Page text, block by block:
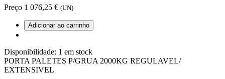
Preço 1 076,25 € (UN)
Adicionar ao carrinho
Disponibilidade: 1 em stock
PORTA PALETES P/GRUA 2000KG REGULAVEL/
EXTENSIVEL